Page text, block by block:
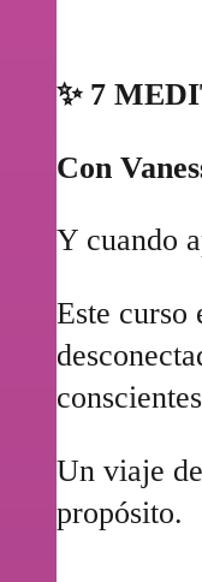
✨ 7
Con
Y cuando
Este curso
Un viaje
propósito.